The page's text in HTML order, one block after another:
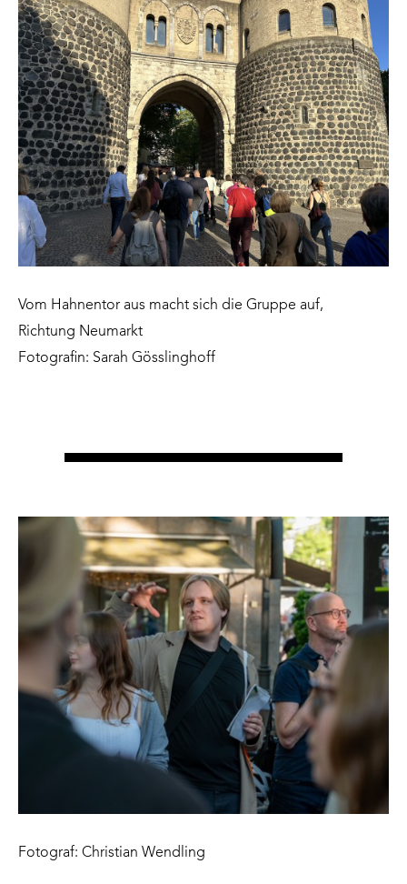
Vom Hahnentor aus macht sich die Gruppe auf,
Richtung Neumarkt
Fotografin: Sarah Gösslinghoff
Fotograf: Christian Wendling